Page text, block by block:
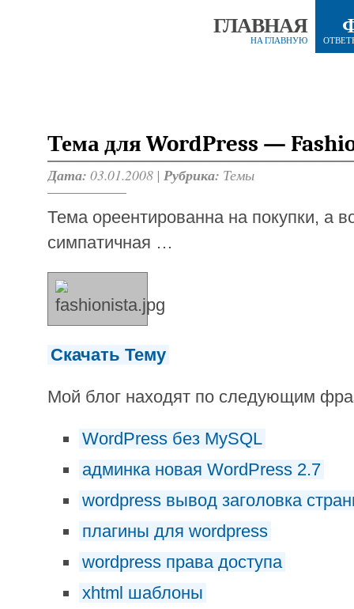
ГЛАВНАЯ
НА ГЛАВНУЮ
Тема для WordPress —
Дата: 03.01.2008 | Рубрика: Темы
Тема ореентированна на покупки, а
симпатичная …
Скачать Тему
Мой блог находят по следующим
WordPress без MySQL
админка новая WordPress 2.7
wordpress вывод заголовка
плагины для wordpress
wordpress права доступа
xhtml шаблоны